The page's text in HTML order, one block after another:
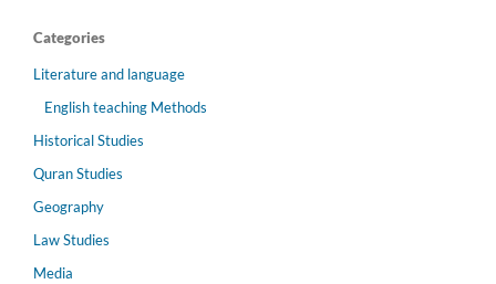
Categories
Literature and language
English teaching Methods
Historical Studies
Quran Studies
Geography
Law Studies
Media